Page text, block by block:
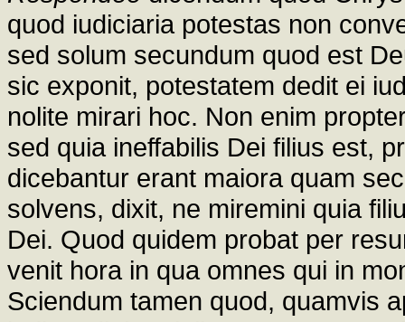
quod iudiciaria potestas non
sed solum secundum quod est
sic exponit, potestatem dedit ei
nolite mirari hoc. Non enim
sed quia ineffabilis Dei filius est,
dicebantur erant maiora quam
solvens, dixit, ne miremini quia
Dei. Quod quidem probat per
venit hora in qua omnes qui in
Sciendum tamen quod, quamvis